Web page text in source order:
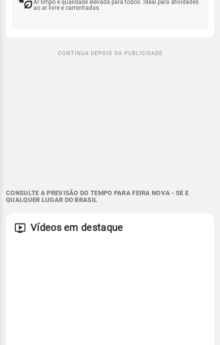
Ar limpo e qualidade elevada para todos. Ideal para atividades
ao ar livre e caminhadas.
CONSULTE A PREVISÃO DO TEMPO PARA FEIRA NOVA - SE E
QUALQUER LUGAR DO BRASIL
Vídeos em destaque